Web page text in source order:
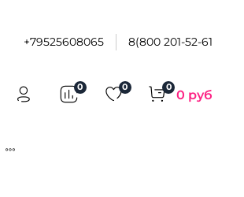
+79525608065 8(800 201-52-61
0 0 0 0 руб